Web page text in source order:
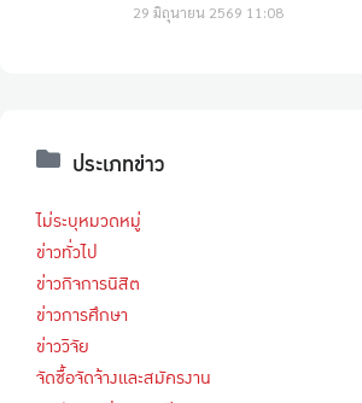
29 มิถุนายน 2569 11:08
ประเภทข่าว
ไม่ระบุหมวดหมู่
ข่าวทั่วไป
ข่าวกิจการนิสิต
ข่าวการศึกษา
ข่าววิจัย
จัดซื้อจัดจ้างและสมัครงาน